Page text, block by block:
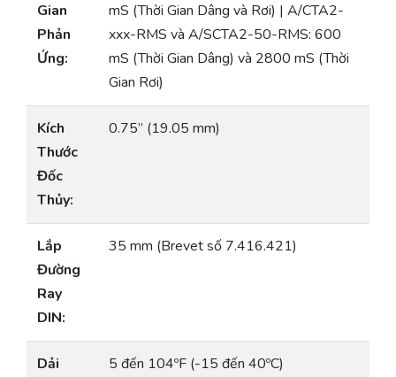
Gian
Phản
Ứng:
mS (Thời Gian Dâng và Rơi) | A/CTA2-
xxx-RMS và A/SCTA2-50-RMS: 600
mS (Thời Gian Dâng) và 2800 mS (Thời
Gian Rơi)
Kích
Thước
Đốc
Thủy:
0.75” (19.05 mm)
Lắp
Đường
Ray
DIN:
35 mm (Brevet số 7.416.421)
Dải
5 đến 104ºF (-15 đến 40ºC)